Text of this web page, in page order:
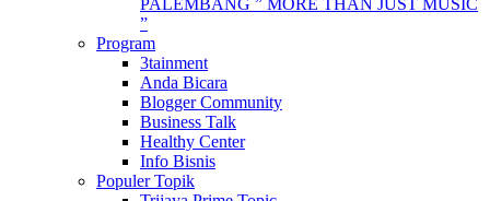
PALEMBANG ” MORE THAN JUST MUSIC
”
Program
3tainment
Anda Bicara
Blogger Community
Business Talk
Healthy Center
Info Bisnis
Populer Topik